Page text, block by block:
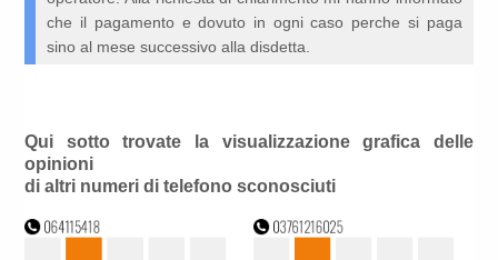
che il pagamento e dovuto in ogni caso perche si paga
sino al mese successivo alla disdetta.
Qui sotto trovate la visualizzazione grafica delle
opinioni
di altri numeri di telefono sconosciuti